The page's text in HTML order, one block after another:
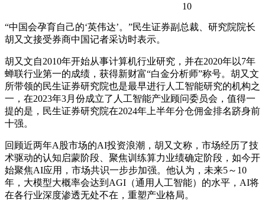
10
“中国会孕育自己的‘英伟达’。”民生证券副总裁、研究院院长
胡又文接受券商中国记者采访时表示。
胡又文自2010年开始从事计算机行业研究，并在2020年以7年
蝉联行业第一的成绩，获得新财富“白金分析师”称号。胡又文
所带领的民生证券研究院也是最早进行人工智能研究的机构之
一，在2023年3月份成立了人工智能产业顾问委员会，值得一
提的是，民生证券研究院在2024年上半年分仓佣金排名跻身前
十强。
回顾近两年A股市场的AI投资浪潮，胡又文称，市场经历了技
术驱动的认知启蒙阶段、聚焦训练算力业绩确定阶段，如今开
始聚焦AI应用，市场共识一步步加强。他认为，未来5～10
年，大模型大概率会达到AGI（通用人工智能）的水平，AI将
在各行业深度渗透无处不在，重塑产业格局。